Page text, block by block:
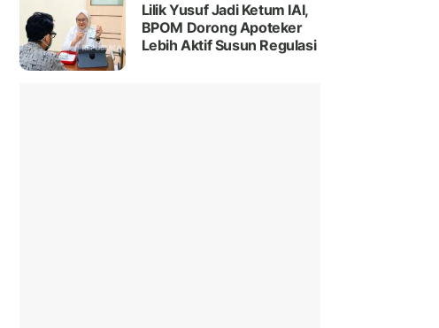
Lilik Yusuf Jadi Ketum IAI,
BPOM Dorong Apoteker
Lebih Aktif Susun Regulasi